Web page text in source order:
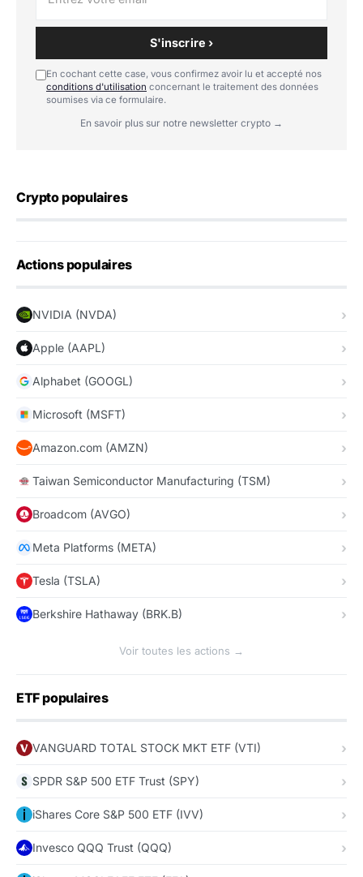
S'inscrire ›
En cochant cette case, vous confirmez avoir lu et accepté nos
conditions d'utilisation concernant le traitement des données
soumises via ce formulaire.
En savoir plus sur notre newsletter crypto →
Crypto populaires
Actions populaires
NVIDIA (NVDA)
Apple (AAPL)
Alphabet (GOOGL)
Microsoft (MSFT)
Amazon.com (AMZN)
Taiwan Semiconductor Manufacturing (TSM)
Broadcom (AVGO)
Meta Platforms (META)
Tesla (TSLA)
Berkshire Hathaway (BRK.B)
Voir toutes les actions →
ETF populaires
VANGUARD TOTAL STOCK MKT ETF (VTI)
SPDR S&P 500 ETF Trust (SPY)
iShares Core S&P 500 ETF (IVV)
Invesco QQQ Trust (QQQ)